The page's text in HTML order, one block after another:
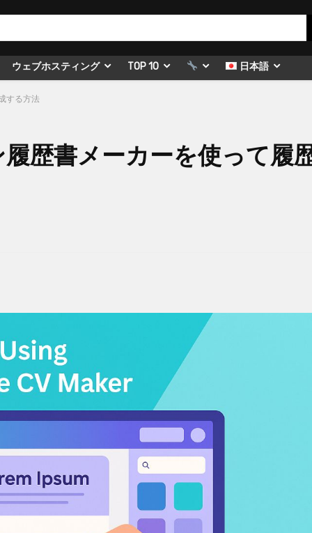
ウェブホスティング TOP 10 日本語
する方法
歴書メーカーを使って履